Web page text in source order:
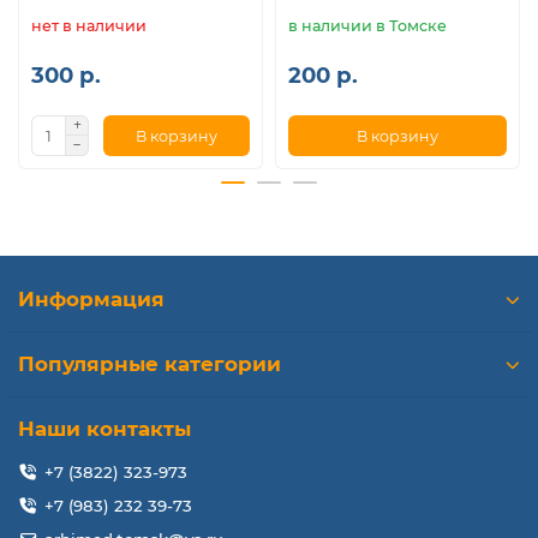
нет в наличии
300 р.
В корзину
в наличии в Томске
200 р.
В корзину
Информация
Популярные категории
Наши контакты
+7 (3822) 323-973
+7 (983) 232 39-73